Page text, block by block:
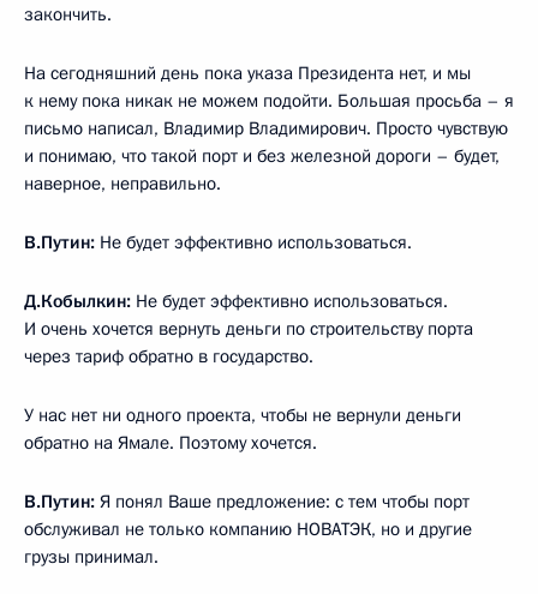
закончить.
На сегодняшний день пока указа Президента нет, и мы
к нему пока никак не можем подойти. Большая просьба – я
письмо написал, Владимир Владимирович. Просто чувствую
и понимаю, что такой порт и без железной дороги – будет,
наверное, неправильно.
В.Путин: Не будет эффективно использоваться.
Д.Кобылкин: Не будет эффективно использоваться.
И очень хочется вернуть деньги по строительству порта
через тариф обратно в государство.
У нас нет ни одного проекта, чтобы не вернули деньги
обратно на Ямале. Поэтому хочется.
В.Путин: Я понял Ваше предложение: с тем чтобы порт
обслуживал не только компанию НОВАТЭК, но и другие
грузы принимал.